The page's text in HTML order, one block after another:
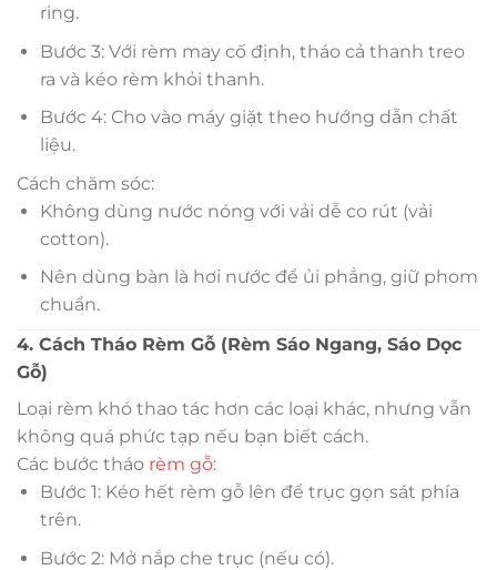
ring.
Bước 3: Với rèm may cố định, tháo cả thanh treo
ra và kéo rèm khỏi thanh.
Bước 4: Cho vào máy giặt theo hướng dẫn chất
liệu.
Cách chăm sóc:
Không dùng nước nóng với vải dễ co rút (vải
cotton).
Nên dùng bàn là hơi nước để ủi phẳng, giữ phom
chuẩn.
4. Cách Tháo Rèm Gỗ (Rèm Sáo Ngang, Sáo Dọc
Gỗ)
Loại rèm khó thao tác hơn các loại khác, nhưng vẫn
không quá phức tạp nếu bạn biết cách.
Các bước tháo rèm gỗ:
Bước 1: Kéo hết rèm gỗ lên để trục gọn sát phía
trên.
Bước 2: Mở nắp che trục (nếu có).